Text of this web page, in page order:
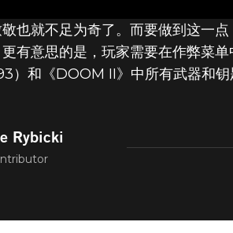
毁灭战
也就不足为奇了。而要做到这一
有意思的是，玩家需要在作弊菜
和《DOOM II》中所有武器和钥
Rybicki